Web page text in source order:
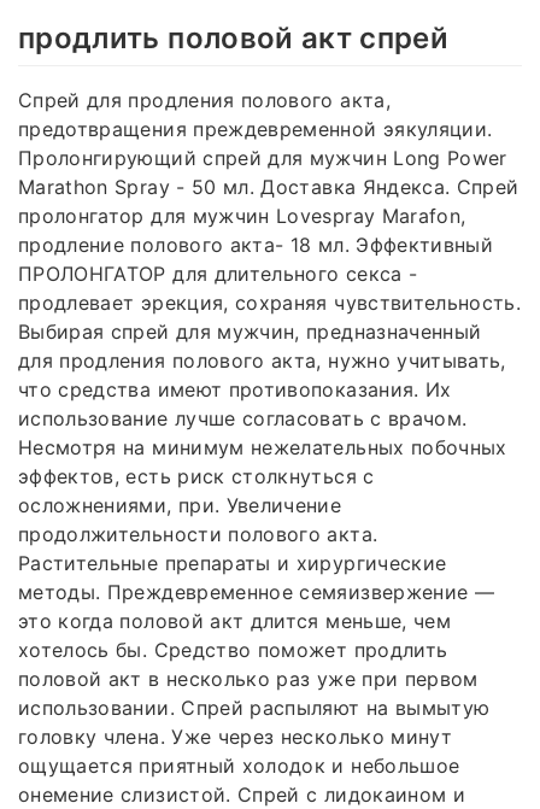
продлить половой акт спрей
Спрей для продления полового акта,
предотвращения преждевременной эякуляции.
Пролонгирующий спрей для мужчин Long Power
Marathon Spray - 50 мл. Доставка Яндекса. Спрей
пролонгатор для мужчин Lovespray Marafon,
продление полового акта- 18 мл. Эффективный
ПРОЛОНГАТОР для длительного секса -
продлевает эрекция, сохраняя чувствительность.
Выбирая спрей для мужчин, предназначенный
для продления полового акта, нужно учитывать,
что средства имеют противопоказания. Их
использование лучше согласовать с врачом.
Несмотря на минимум нежелательных побочных
эффектов, есть риск столкнуться с
осложнениями, при. Увеличение
продолжительности полового акта.
Растительные препараты и хирургические
методы. Преждевременное семяизвержение —
это когда половой акт длится меньше, чем
хотелось бы. Средство поможет продлить
половой акт в несколько раз уже при первом
использовании. Спрей распыляют на вымытую
головку члена. Уже через несколько минут
ощущается приятный холодок и небольшое
онемение слизистой. Спрей с лидокаином и